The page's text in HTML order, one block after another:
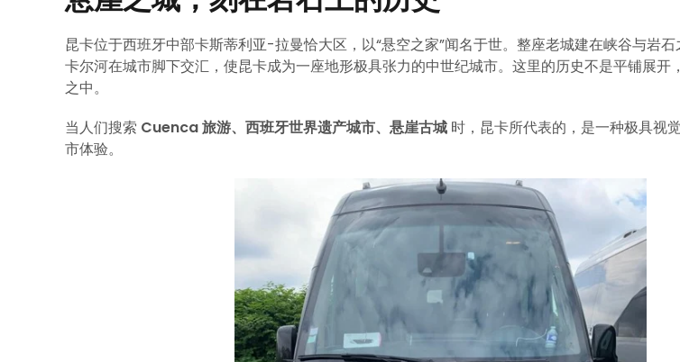
昆卡位于西班牙中部卡斯蒂利亚-拉曼恰大区，以“悬空之家”闻名于世。整座老城建在峡谷与岩
卡尔河在城市脚下交汇，使昆卡成为一座地形极具张力的中世纪城市。这里的历史不是平铺展开
之中。
当人们搜索 Cuenca 旅游、西班牙世界遗产城市、悬崖古城 时，昆卡所代表的，是一种极具视
市体验。